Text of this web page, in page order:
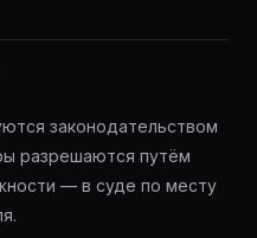
законодательством
разрешаются путём
— в суде по месту